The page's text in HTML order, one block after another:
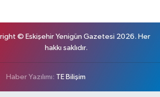
© Eskişehir Yenigün Gazetesi 2026. Her
hakkı saklıdır.
Haber Yazılımı: TE Bilişim